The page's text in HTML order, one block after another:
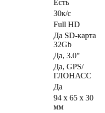
Есть
30к/с
Full HD
Да SD-карта
32Gb
Да, 3.0"
Да, GPS/
ГЛОНАСС
Да
94 х 65 х 30
мм